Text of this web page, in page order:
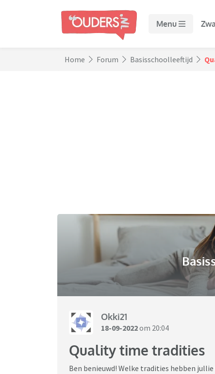
Menu
Home Forum Basisschoolleeftijd
Okki21
18-09-2022om 20:04
Quality time tradities
Ben benieuwd! Welke tradities hebben